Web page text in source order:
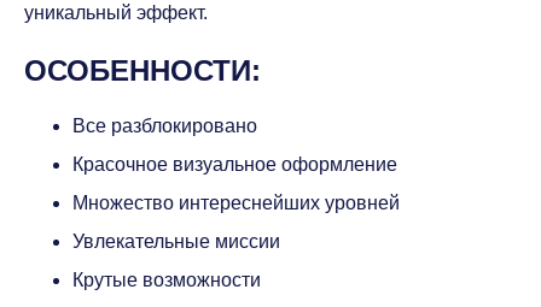
уникальный эффект.
ОСОБЕННОСТИ:
Все разблокировано
Красочное визуальное оформление
Множество интереснейших уровней
Увлекательные миссии
Крутые возможности